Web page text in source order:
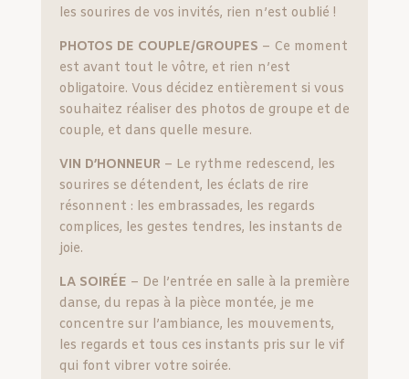
les sourires de vos invités, rien n’est oublié !
PHOTOS DE COUPLE/GROUPES – Ce moment
est avant tout le vôtre, et rien n’est
obligatoire. Vous décidez entièrement si vous
souhaitez réaliser des photos de groupe et de
couple, et dans quelle mesure.
VIN D’HONNEUR – Le rythme redescend, les
sourires se détendent, les éclats de rire
résonnent : les embrassades, les regards
complices, les gestes tendres, les instants de
joie.
LA SOIRÉE – De l’entrée en salle à la première
danse, du repas à la pièce montée, je me
concentre sur l’ambiance, les mouvements,
les regards et tous ces instants pris sur le vif
qui font vibrer votre soirée.